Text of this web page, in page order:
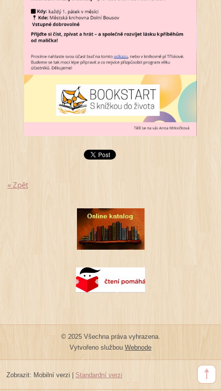
« Zpět
© 2025 Všechna práva vyhrazena.
Vytvořeno službou Webnode
Zobrazit: Mobilní verzi | Standardní verzi